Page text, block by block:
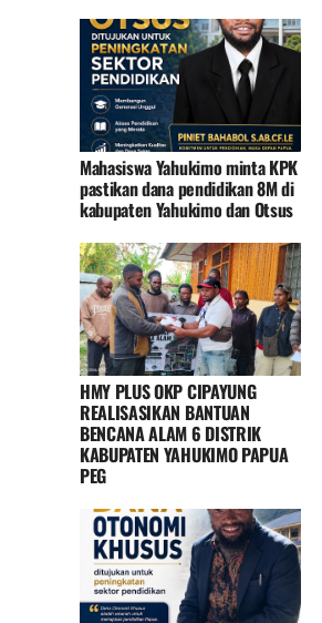
Mahasiswa Yahukimo minta KPK
pastikan dana pendidikan 8M di
kabupaten Yahukimo dan Otsus
HMY PLUS OKP CIPAYUNG
REALISASIKAN BANTUAN
BENCANA ALAM 6 DISTRIK
KABUPATEN YAHUKIMO PAPUA
PEG